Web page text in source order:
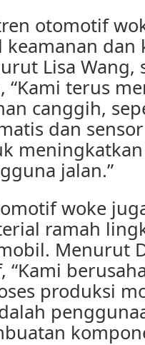
otomotif
keamanan dan
Lisa Wang,
“Kami terus
canggih,
dan
jalan.”
woke
ramah
Menurut
produksi